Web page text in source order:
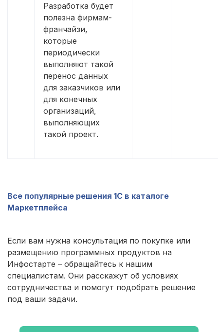
Разработка будет
полезна фирмам-
франчайзи,
которые
периодически
выполняют такой
перенос данных
для заказчиков или
для конечных
организаций,
выполняющих
такой проект.
Все популярные решения 1С в каталоге
Маркетплейса
Если вам нужна консультация по покупке или
размещению программных продуктов на
Инфостарте – обращайтесь к нашим
специалистам. Они расскажут об условиях
сотрудничества и помогут подобрать решение
под ваши задачи.